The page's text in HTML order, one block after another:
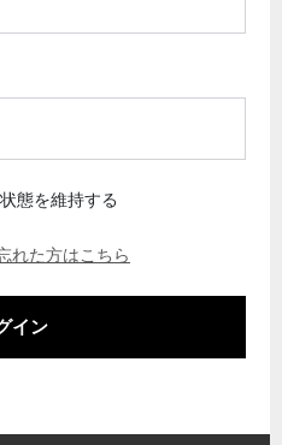
態を維持する
れた方はこちら
イン